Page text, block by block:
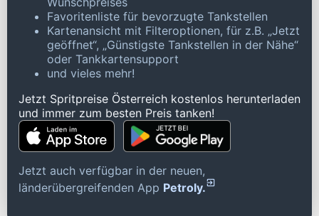
Favoritenliste für bevorzugte Tankstellen
Kartenansicht mit Filteroptionen, für z.B. „Jetzt
geöffnet“, „Günstigste Tankstellen in der Nähe“
oder Tankkartensupport
und vieles mehr!
Jetzt Spritpreise Österreich kostenlos herunterladen
und immer zum besten Preis tanken!
Jetzt auch verfügbar in der neuen,
länderübergreifenden App Petroly.